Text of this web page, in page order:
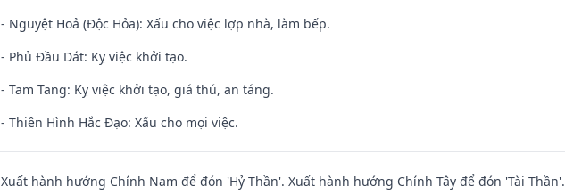
- Nguyệt Hoả (Độc Hỏa): Xấu cho việc lợp nhà, làm bếp.
- Phủ Đầu Dát: Kỵ việc khởi tạo.
- Tam Tang: Kỵ việc khởi tạo, giá thú, an táng.
- Thiên Hình Hắc Đạo: Xấu cho mọi việc.
Xuất hành hướng Chính Nam để đón 'Hỷ Thần'. Xuất hành hướng Chính Tây để đón 'Tài Thần'.